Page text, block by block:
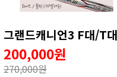
200,000원
270,000원